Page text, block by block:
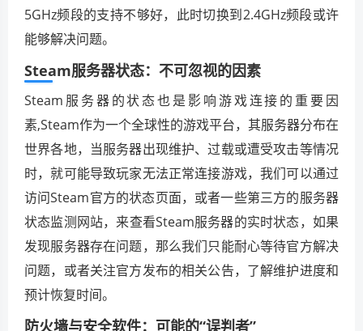
5GHz频段的支持不够好，此时切换到2.4GHz频段或许
能够解决问题。
Steam服务器状态：不可忽视的因素
Steam服务器的状态也是影响游戏连接的重要因
素,Steam作为一个全球性的游戏平台，其服务器分布在
世界各地，当服务器出现维护、过载或遭受攻击等情况
时，就可能导致玩家无法正常连接游戏，我们可以通过
访问Steam官方的状态页面，或者一些第三方的服务器
状态监测网站，来查看Steam服务器的实时状态，如果
发现服务器存在问题，那么我们只能耐心等待官方解决
问题，或者关注官方发布的相关公告，了解维护进度和
预计恢复时间。
防火墙与安全软件：可能的“误判者”